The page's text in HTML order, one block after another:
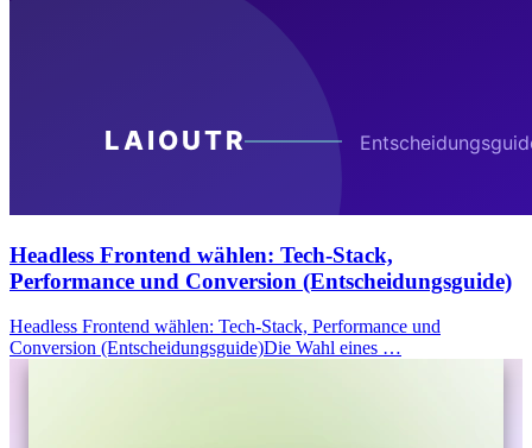
Headless Frontend wählen: Tech-Stack,
Performance und Conversion (Entscheidungsguide)
Headless Frontend wählen: Tech-Stack, Performance und
Conversion (Entscheidungsguide)Die Wahl eines …